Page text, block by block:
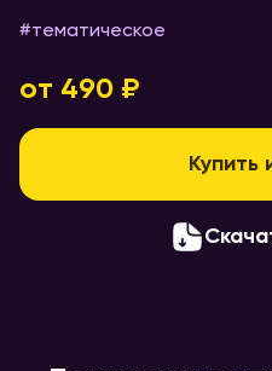
#тематическое
от 490 ₽
Купить